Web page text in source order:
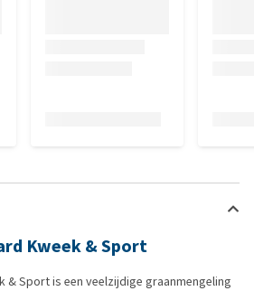
Kweek & Sport
& Sport is een veelzijdige graanmengeling